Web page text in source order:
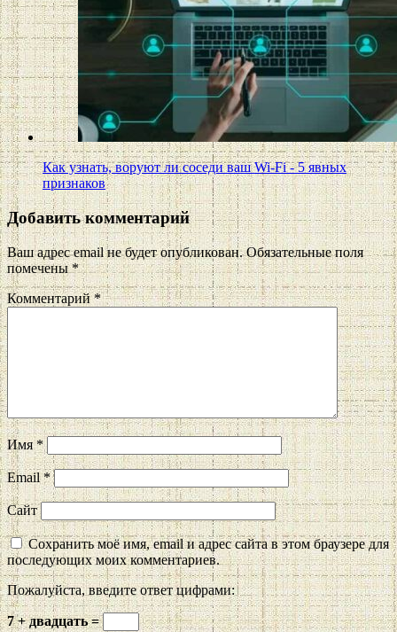
Как узнать, воруют ли соседи ваш Wi-Fi - 5 явных
признаков
Добавить комментарий
Ваш адрес email не будет опубликован. Обязательные поля
помечены*
Комментарий*
Имя*
Email*
Сайт
Сохранить моё имя, email и адрес сайта в этом браузере для
последующих моих комментариев.
Пожалуйста, введите ответ цифрами:
7 + двадцать =